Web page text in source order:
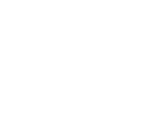
la Déclaration
sur l'icône de
nous aimerions
qui peuvent être précises